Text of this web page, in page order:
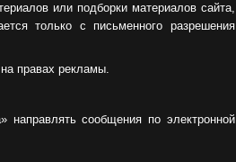
или подборки материалов сайта,
только с письменного разрешения
правах рекламы.
сообщения по электронной